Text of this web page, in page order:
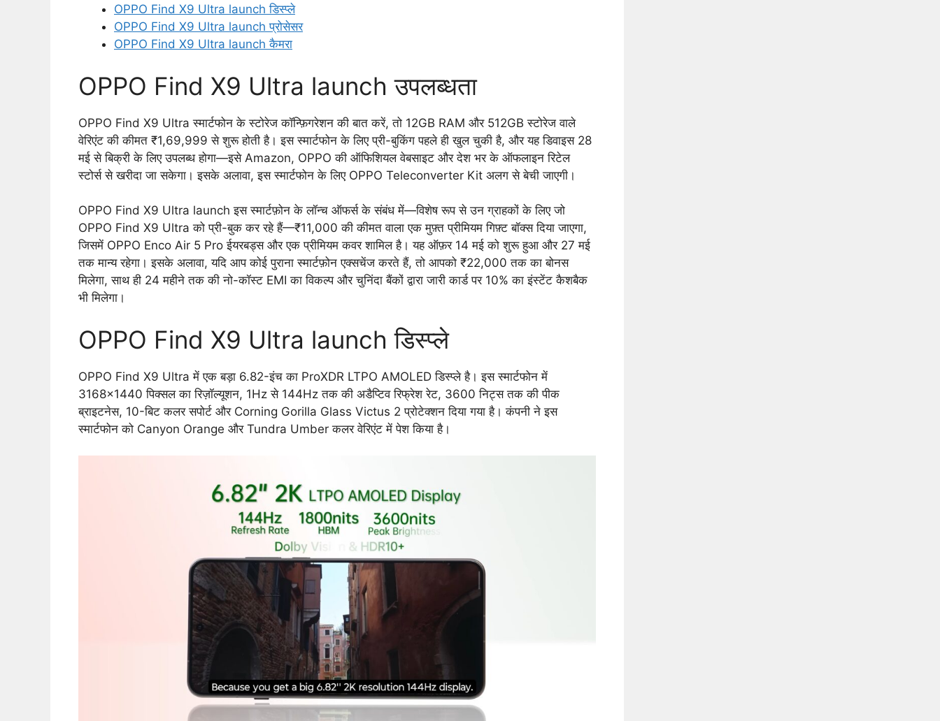
OPPO Find X9 Ultra launch डिस्प्ले
OPPO Find X9 Ultra launch प्रोसेसर
OPPO Find X9 Ultra launch कैमरा
OPPO Find X9 Ultra launch उपलब्धता
OPPO Find X9 Ultra स्मार्टफोन के स्टोरेज कॉन्फ़िगरेशन की बात करें, तो 12GB RAM और 512GB स्टोरेज वाले
वेरिएंट की कीमत ₹1,69,999 से शुरू होती है। इस स्मार्टफोन के लिए प्री-बुकिंग पहले ही खुल चुकी है, और यह डिवाइस 28
मई से बिक्री के लिए उपलब्ध होगा—इसे Amazon, OPPO की ऑफिशियल वेबसाइट और देश भर के ऑफलाइन रिटेल
स्टोर्स से खरीदा जा सकेगा। इसके अलावा, इस स्मार्टफोन के लिए OPPO Teleconverter Kit अलग से बेची जाएगी।
OPPO Find X9 Ultra launch इस स्मार्टफ़ोन के लॉन्च ऑफर्स के संबंध में—विशेष रूप से उन ग्राहकों के लिए जो
OPPO Find X9 Ultra को प्री-बुक कर रहे हैं—₹11,000 की कीमत वाला एक मुफ़्त प्रीमियम गिफ़्ट बॉक्स दिया जाएगा,
जिसमें OPPO Enco Air 5 Pro ईयरबड्स और एक प्रीमियम कवर शामिल है। यह ऑफ़र 14 मई को शुरू हुआ और 27 मई
तक मान्य रहेगा। इसके अलावा, यदि आप कोई पुराना स्मार्टफ़ोन एक्सचेंज करते हैं, तो आपको ₹22,000 तक का बोनस
मिलेगा, साथ ही 24 महीने तक की नो-कॉस्ट EMI का विकल्प और चुनिंदा बैंकों द्वारा जारी कार्ड पर 10% का इंस्टेंट कैशबैक
भी मिलेगा।
OPPO Find X9 Ultra launch डिस्प्ले
OPPO Find X9 Ultra में एक बड़ा 6.82-इंच का ProXDR LTPO AMOLED डिस्प्ले है। इस स्मार्टफोन में
3168×1440 पिक्सल का रिज़ॉल्यूशन, 1Hz से 144Hz तक की अडैप्टिव रिफ्रेश रेट, 3600 निट्स तक की पीक
ब्राइटनेस, 10-बिट कलर सपोर्ट और Corning Gorilla Glass Victus 2 प्रोटेक्शन दिया गया है। कंपनी ने इस
स्मार्टफोन को Canyon Orange और Tundra Umber कलर वेरिएंट में पेश किया है।